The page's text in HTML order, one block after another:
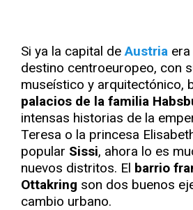
Si ya la capital deAustria
destino centroeuropeo, con
museístico y arquitectónico,
palacios de la familia
intensas historias de la
Teresa o la princesa
popular Sissi, ahora lo es
nuevos distritos. El barrio
Ottakring son dos buenos
cambio urbano.